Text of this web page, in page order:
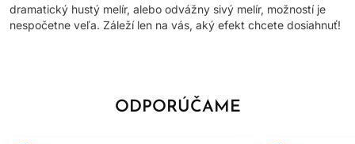
dramatický hustý melír, alebo odvážny sivý melír, možností je
nespočetne veľa. Záleží len na vás, aký efekt chcete dosiahnuť!
ODPORÚČAME